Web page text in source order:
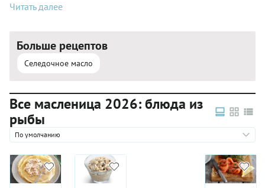
Читать далее
Больше рецептов
Селедочное масло
Все масленица 2026: блюда из
рыбы
По умолчанию